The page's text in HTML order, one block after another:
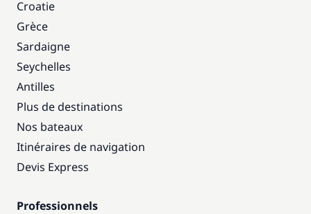
Croatie
Grèce
Sardaigne
Seychelles
Antilles
Plus de destinations
Nos bateaux
Itinéraires de navigation
Devis Express
Professionnels